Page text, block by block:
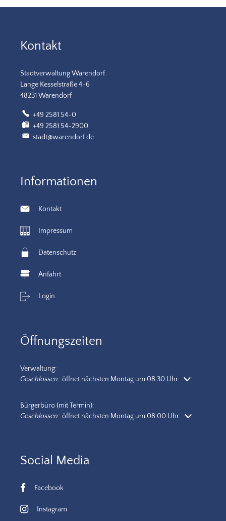
Kontakt
Stadtverwaltung Warendorf
Lange Kesselstraße 4-6
48231 Warendorf
+49 2581 54-0
+49 2581 54-2900
stadt@warendorf.de
Informationen
Kontakt
Impressum
Datenschutz
Anfahrt
Login
Öffnungszeiten
Verwaltung:
Klicken, um weitere Öffnungs- oder Schließzeiten auszublenden
Geschlossen: öffnet nächsten Montag um 08:30 Uhr
Bürgerbüro (mit Termin):
Klicken, um weitere Öffnungs- oder Schließzeiten auszublenden
Geschlossen: öffnet nächsten Montag um 08:00 Uhr
Social Media
Facebook
Instagram